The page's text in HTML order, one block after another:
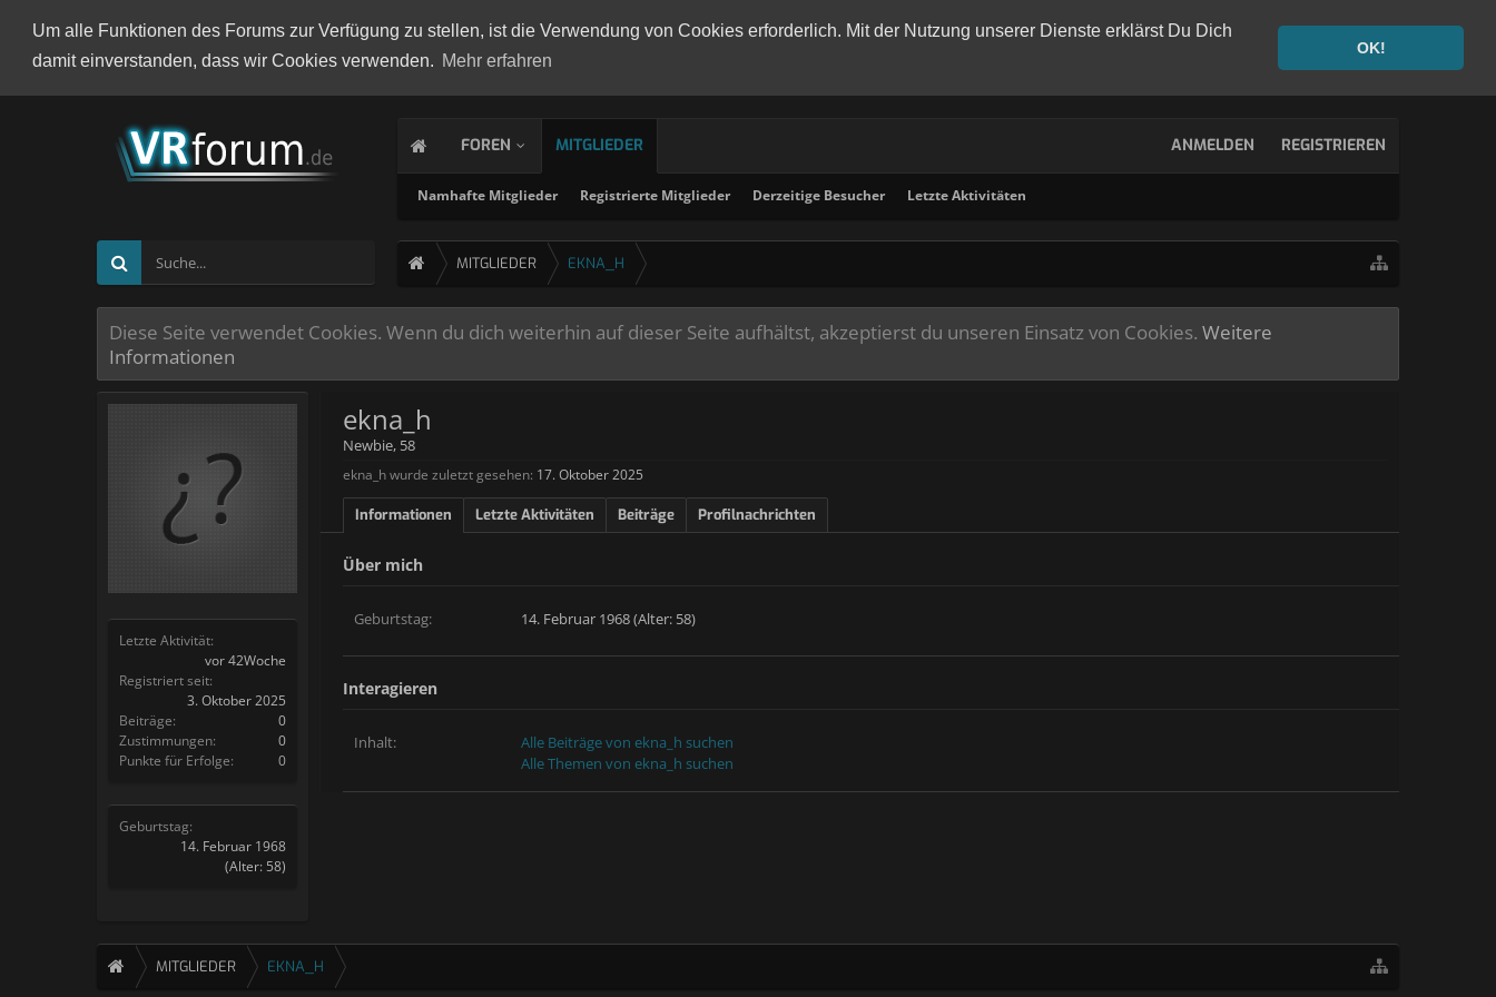
Um alle Funktionen des Forums zur Verfügung zu stellen, ist die Verwendung von Cookies erforderlich. Mit der Nutzung unserer Dienste erklärst Du Dich
damit einverstanden, dass wir Cookies verwenden. Mehr erfahren
OK!
FOREN MITGLIEDER
Namhafte Mitglieder Registrierte Mitglieder Derzeitige Besucher Letzte Aktivitäten
ANMELDEN REGISTRIEREN
MITGLIEDER EKNA_H
Diese Seite verwendet Cookies. Wenn du dich weiterhin auf dieser Seite aufhältst, akzeptierst du unseren Einsatz von Cookies. Weitere
Informationen
Letzte Aktivität:
vor 42Woche
Registriert seit:
3. Oktober 2025
Beiträge:
0
Zustimmungen:
0
Punkte für Erfolge:
0
Geburtstag:
14. Februar 1968
(Alter: 58)
ekna_h
Newbie, 58
ekna_h wurde zuletzt gesehen: 17. Oktober 2025
Informationen Letzte Aktivitäten Beiträge Profilnachrichten
Über mich
Geburtstag: 14. Februar 1968 (Alter: 58)
Interagieren
Inhalt:
Alle Beiträge von ekna_h suchen
Alle Themen von ekna_h suchen
MITGLIEDER EKNA_H